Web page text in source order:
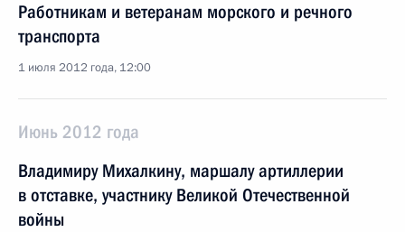
Работникам и ветеранам морского и речного
транспорта
1 июля 2012 года, 12:00
Июнь 2012 года
Владимиру Михалкину, маршалу артиллерии
в отставке, участнику Великой Отечественной
войны